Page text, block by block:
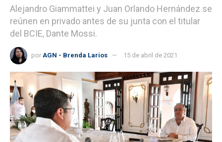
Alejandro Giammattei y Juan Orlando Hernández se
reúnen en privado antes de su junta con el titular
del BCIE, Dante Mossi.
por AGN - Brenda Larios 15 de abril de 2021